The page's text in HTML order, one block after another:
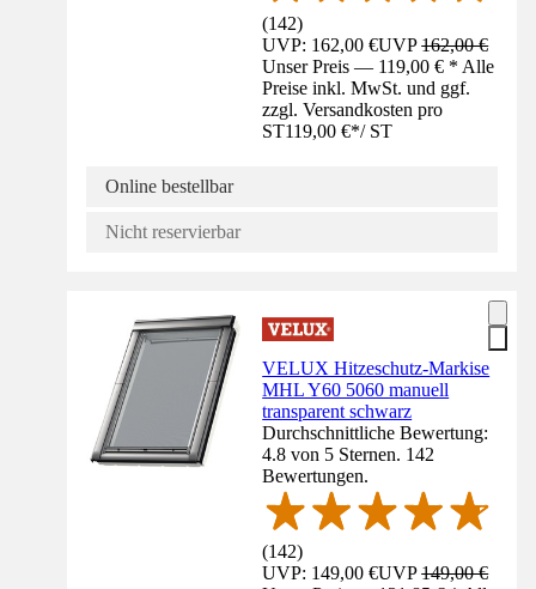
(142)
UVP: 162,00 €UVP162,00 €
Unser Preis — 119,00 € * Alle
Preise inkl. MwSt. und ggf.
zzgl. Versandkosten pro
ST119,00 €*/ ST
Online bestellbar
Nicht reservierbar
VELUX Hitzeschutz-Markise
MHL Y60 5060 manuell
transparent schwarz
Durchschnittliche Bewertung:
4.8 von 5 Sternen. 142
Bewertungen.
(142)
UVP: 149,00 €UVP149,00 €